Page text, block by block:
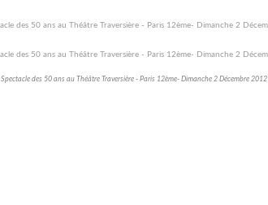
Spectacle des 50 ans au Théâtre Traversière - Paris 12ème- Dimanche 2 Décembre 2012